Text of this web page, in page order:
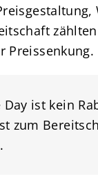
Preissenkung.
ist kein
zum